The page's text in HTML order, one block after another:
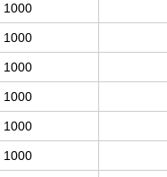
1000
1000
1000
1000
1000
1000